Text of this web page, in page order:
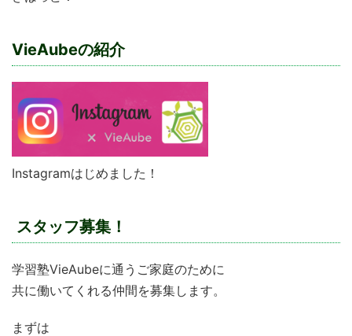
VieAubeの紹介
Instagramはじめました！
スタッフ募集！
学習塾VieAubeに通うご家庭のために
共に働いてくれる仲間を募集します。
まずは